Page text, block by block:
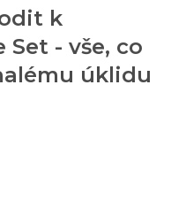
k
Set - vše, co
úklidu